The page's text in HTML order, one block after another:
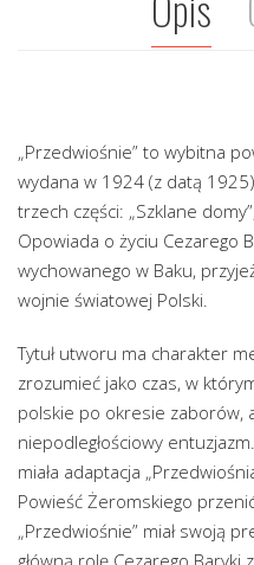
„Przedwiośnie” to wybitna
wydana w 1924 (z datą
trzech części: „Szklane
Opowiada o życiu Cezarego
wychowanego w Baku,
wojnie światowej Polski.
Tytuł utworu ma charakter
zrozumieć jako czas, w
polskie po okresie zaborów,
niepodległościowy
miała adaptacja
Powieść Żeromskiego
„Przedwiośnie” miał swoją
główną rolę Cezarego Baryki